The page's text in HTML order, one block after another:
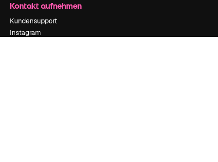
Kontakt aufnehmen
Kundensupport
Instagram